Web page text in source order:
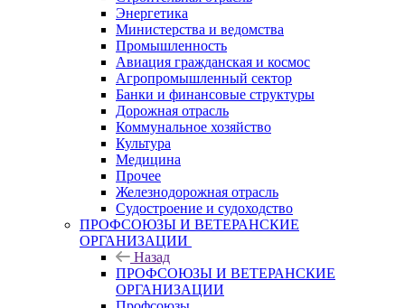
Энергетика
Министерства и ведомства
Промышленность
Авиация гражданская и космос
Агропромышленный сектор
Банки и финансовые структуры
Дорожная отрасль
Коммунальное хозяйство
Культура
Медицина
Прочее
Железнодорожная отрасль
Судостроение и судоходство
ПРОФСОЮЗЫ И ВЕТЕРАНСКИЕ
ОРГАНИЗАЦИИ
Назад
ПРОФСОЮЗЫ И ВЕТЕРАНСКИЕ
ОРГАНИЗАЦИИ